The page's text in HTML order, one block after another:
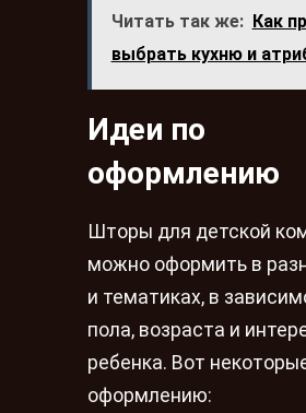
Читать так же: Как
выбрать кухню и
Идеи по
оформлению
Шторы для детской
можно оформить в
и тематиках, в
пола, возраста и
ребенка. Вот
оформлению: